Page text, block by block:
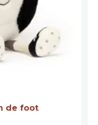
de foot